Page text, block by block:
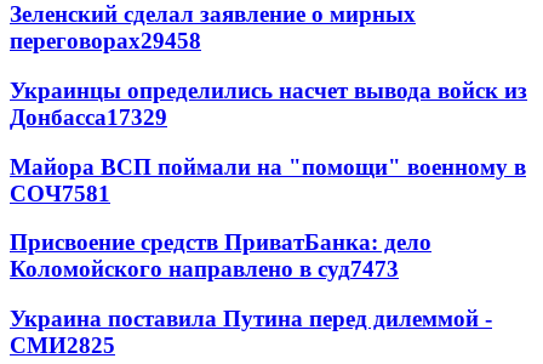
Зеленский сделал заявление о мирных
переговорах29458
Украинцы определились насчет вывода войск из
Донбасса17329
Майора ВСП поймали на "помощи" военному в
СОЧ7581
Присвоение средств ПриватБанка: дело
Коломойского направлено в суд7473
Украина поставила Путина перед дилеммой -
СМИ2825